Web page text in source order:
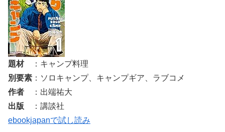
題材
：キャンプ料理
別要素 ：ソロキャンプ、キャンプギア、ラブコメ
作者
：出端祐大
出版
：講談社
ebookjapanで試し読み